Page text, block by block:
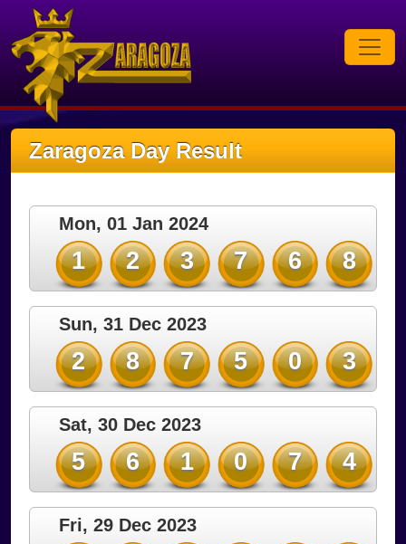
Zaragoza Day Result
Mon, 01 Jan 2024
1 2 3 7 6 8
Sun, 31 Dec 2023
2 8 7 5 0 3
Sat, 30 Dec 2023
5 6 1 0 7 4
Fri, 29 Dec 2023